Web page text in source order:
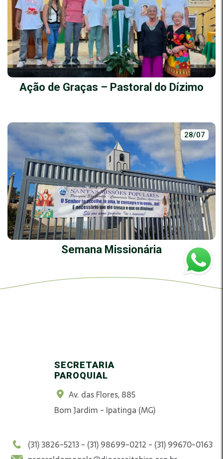
Ação de Graças – Pastoral do Dízimo
28/07
Semana Missionária
SECRETARIA
PAROQUIAL
Av. das Flores, 885
Bom Jardim - Ipatinga (MG)
(31) 3826-5213 - (31) 98699-0212 - (31) 99670-0163